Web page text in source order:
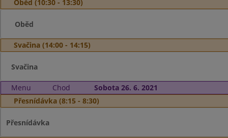
Oběd (10:30 - 13:30)
Oběd
Svačina (14:00 - 14:15)
Svačina
Menu Chod
Sobota 26. 6. 2021
Přesnídávka (8:15 - 8:30)
Přesnídávka